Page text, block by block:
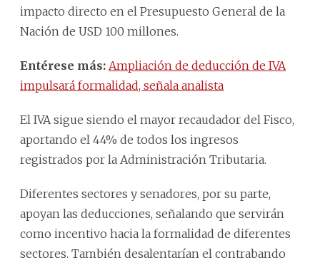
impacto directo en el Presupuesto General de la
Nación de USD 100 millones.
Entérese más: Ampliación de deducción de IVA
impulsará formalidad, señala analista
El IVA sigue siendo el mayor recaudador del Fisco,
aportando el 44% de todos los ingresos
registrados por la Administración Tributaria.
Diferentes sectores y senadores, por su parte,
apoyan las deducciones, señalando que servirán
como incentivo hacia la formalidad de diferentes
sectores. También desalentarían el contrabando